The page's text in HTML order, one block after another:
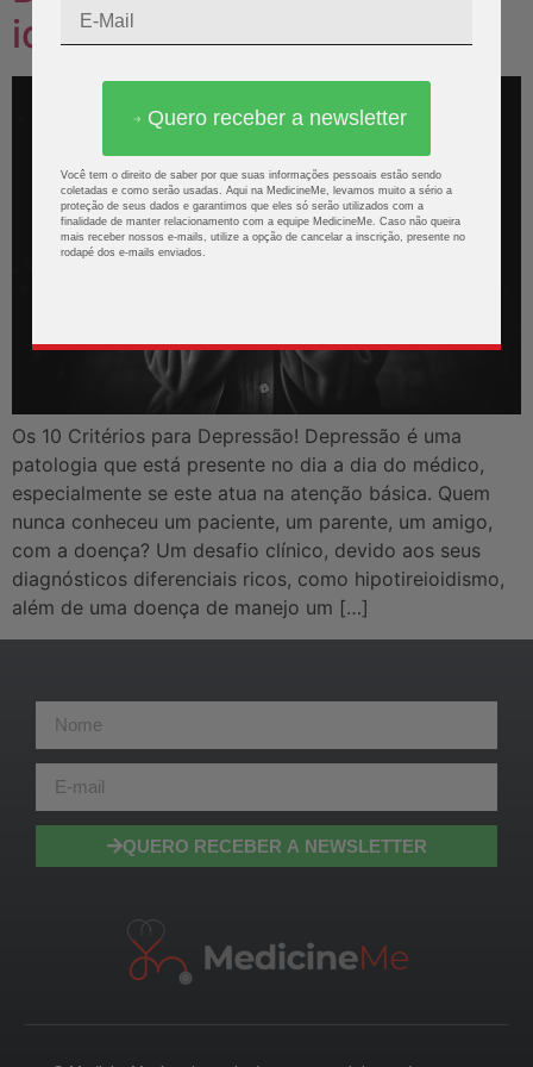
identificar?
Os 10 Critérios para Depressão! Depressão é uma
patologia que está presente no dia a dia do médico,
especialmente se este atua na atenção básica. Quem
nunca conheceu um paciente, um parente, um amigo,
com a doença? Um desafio clínico, devido aos seus
diagnósticos diferenciais ricos, como hipotireioidismo,
além de uma doença de manejo um […]
QUERO RECEBER A NEWSLETTER
Quero receber a newsletter
Você tem o direito de saber por que suas informações pessoais estão sendo
coletadas e como serão usadas. Aqui na MedicineMe, levamos muito a sério a
proteção de seus dados e garantimos que eles só serão utilizados com a
finalidade de manter relacionamento com a equipe MedicineMe. Caso não queira
mais receber nossos e-mails, utilize a opção de cancelar a inscrição, presente no
rodapé dos e-mails enviados.